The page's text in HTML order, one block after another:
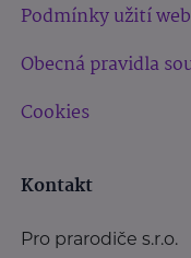
Podmínky užití
Obecná pravidla
Cookies
Kontakt
Pro prarodiče s.r.o.